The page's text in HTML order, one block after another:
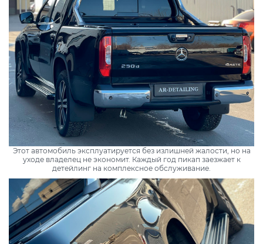
Этот автомобиль эксплуатируется без излишней жалости, но на
уходе владелец не экономит. Каждый год пикап заезжает к
детейлинг на комплексное обслуживание.